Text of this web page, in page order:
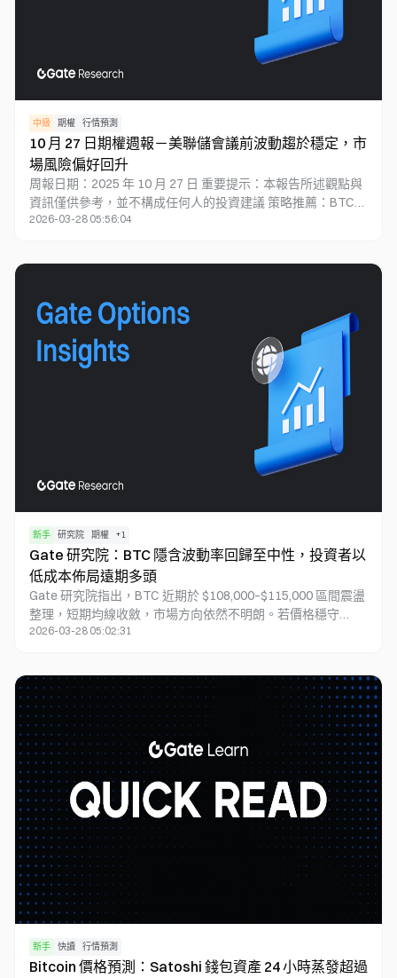
中級 期權 行情預測
10 月 27 日期權週報－美聯儲會議前波動趨於穩定，市
場風險偏好回升
周報日期：2025 年 10 月 27 日 重要提示：本報告所述觀點與
資訊僅供參考，並不構成任何人的投資建議 策略推薦：BTC
看漲日曆價差
2026-03-28 05:56:04
新手 研究院 期權 +1
Gate 研究院：BTC 隱含波動率回歸至中性，投資者以
低成本佈局遠期多頭
Gate 研究院指出，BTC 近期於 $108,000–$115,000 區間震盪
整理，短期均線收斂，市場方向依然不明朗。若價格穩守
$107,000 支撐，行情可能持續整理；若能放量突破
勢。整體來看，市場於關鍵區間反覆震盪，資金面趨於謹慎。
2026-03-28 05:02:31
新手 快讀 行情預測
Bitcoin 價格預測：Satoshi 錢包資產 24 小時蒸發超過